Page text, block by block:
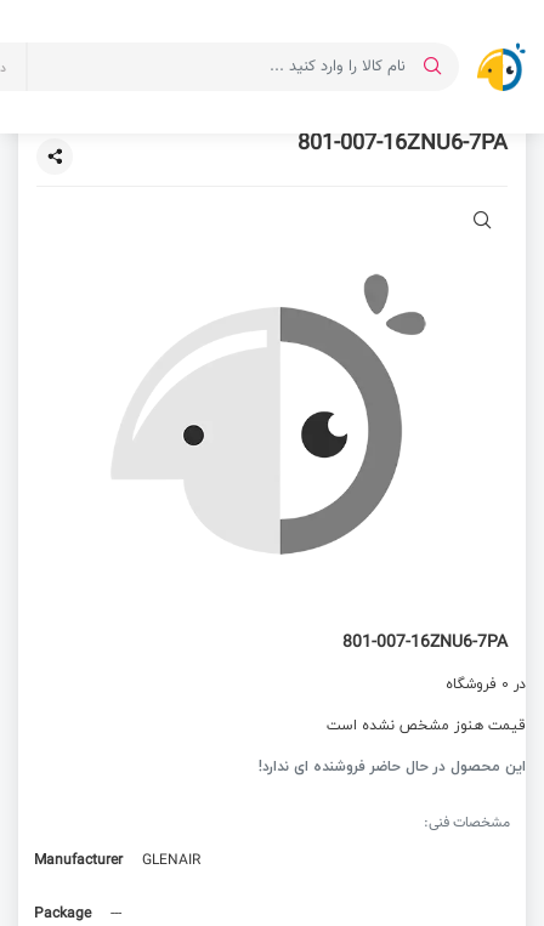
801-007-16ZNU6-7PA
801-007-16ZNU6-7PA
در 0 فروشگاه
قیمت هنوز مشخص نشده است
این محصول در حال حاضر فروشنده ای ندارد!
مشخصات فنی:
Manufacturer
GLENAIR
Package ---